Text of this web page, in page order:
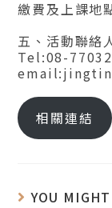
繳費及上課地
五、活動聯絡
Tel:08-
相關連結
YOU